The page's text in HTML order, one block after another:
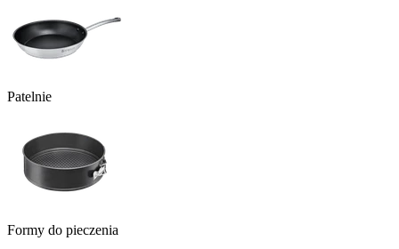
Patelnie
Formy do pieczenia